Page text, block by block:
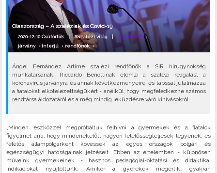
Olaszország – A szaléziak és Covid-19
2020-12-10 Csütörtök |#Szalézi világ |ARCHIVÁLT
járvány• interjú • rendfőnök•
Ángel Fernández Artime szalézi rendfőnök a SIR hírügynökség
munkatársának, Riccardo Benottinak elemzi a szalézi reagálást a
koronavírus járványra és annak következményeire, és tapssal jutalmazza
a fiatalokat elkötelezettségükért - anélkül, hogy megfeledkezne számos
rendtársa áldozatáról és a még mindig leküzdésre váró kihívásokról.
„Minden eszközzel megpróbáltuk felhívni a gyermekek és a fiatalok
figyelmét arra, hogy mindenekelőtt nagyon felelősségteljesek legyenek, és
felelős állampolgárként kövessék az egyes országok polgári és
egészségügyi hatóságainak jelzéseit. Ebben az értelemben - különösen
műveink gyermekeinek - hasznos pedagógiai-oktatási és didaktikai
indikációkat nyújtottunk. Amikor a gyerekek megértik, gyakran